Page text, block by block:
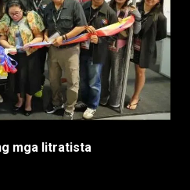
mga litratista